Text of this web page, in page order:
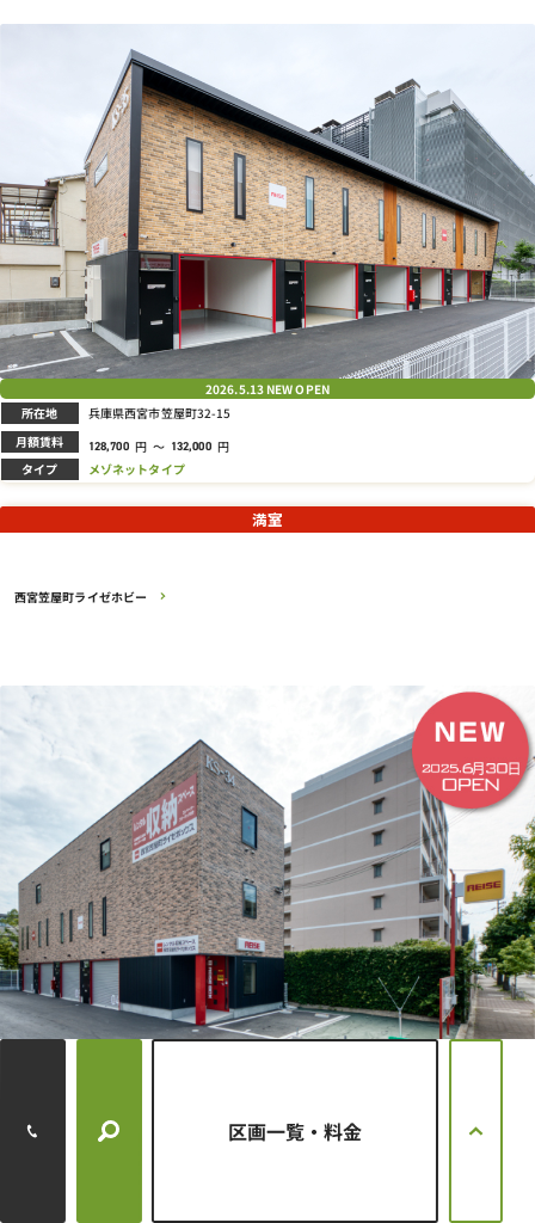
2026.5.13NEW OPEN
所在地 兵庫県西宮市笠屋町32-15
月額賃料 128,700 円 ～ 132,000 円
タイプ メゾネットタイプ
西宮笠屋町ライゼホビー
満室
月額賃料 128,700 区画一覧・料金